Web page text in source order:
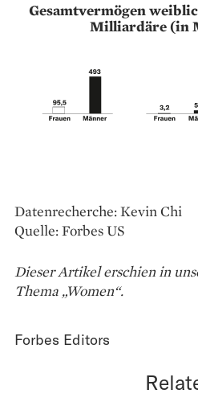
Gesamtvermögen
Milliardäre (in
Datenrecherche: Kevin Chi
Quelle: Forbes US
Dieser Artikel erschien in
Thema „Women“.
Forbes Editors